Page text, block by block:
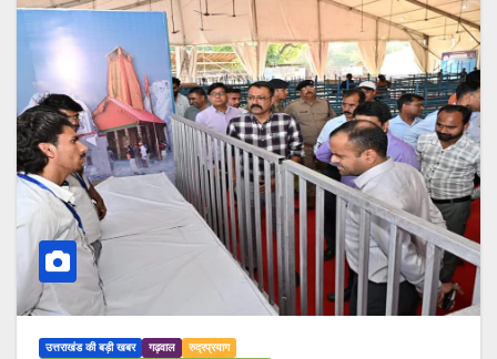
उत्तराखंड की बड़ी खबर गढ़वाल
रुद्रप्रयाग